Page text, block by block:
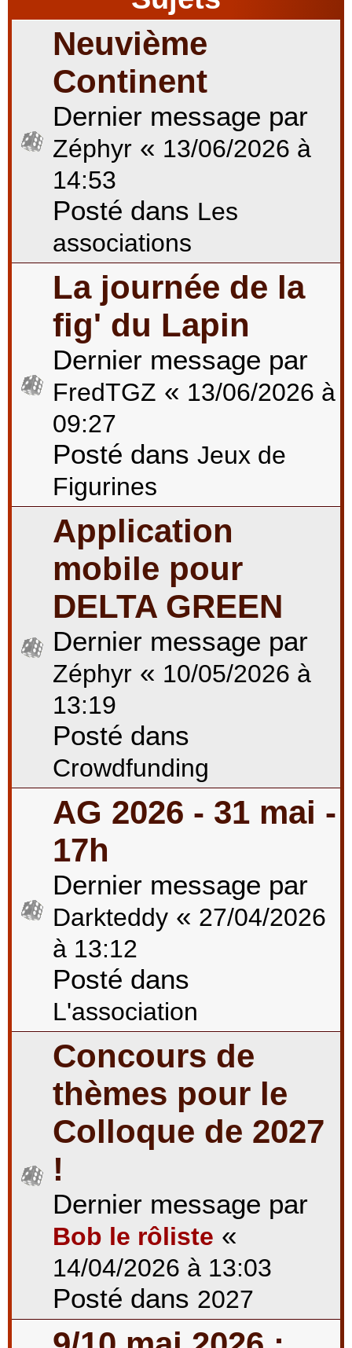
Neuvième
Continent
Dernier message par
Zéphyr « 13/06/2026 à
14:53
Posté dans Les
associations
La journée de la
fig' du Lapin
Dernier message par
FredTGZ « 13/06/2026 à
09:27
Posté dans Jeux de
Figurines
Application
mobile pour
DELTA GREEN
Dernier message par
Zéphyr « 10/05/2026 à
13:19
Posté dans
Crowdfunding
AG 2026 - 31 mai -
17h
Dernier message par
Darkteddy « 27/04/2026
à 13:12
Posté dans
L'association
Concours de
thèmes pour le
Colloque de 2027
!
Dernier message par
Bob le rôliste «
14/04/2026 à 13:03
Posté dans 2027